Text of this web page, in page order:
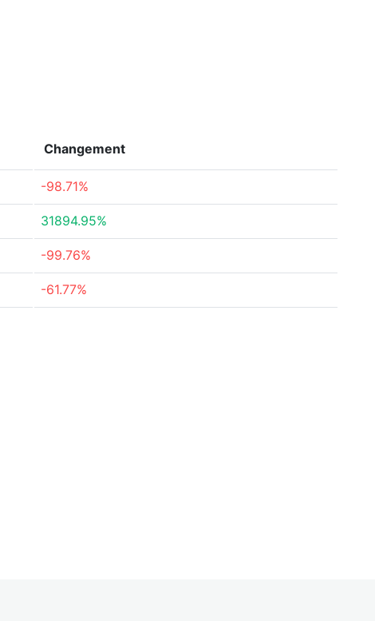
Changement
-98.71%
31894.95%
-99.76%
-61.77%